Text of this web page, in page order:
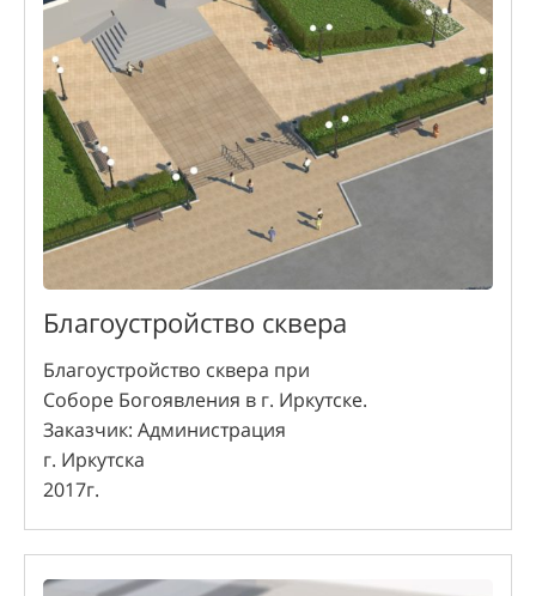
Благоустройство сквера
Благоустройство сквера при
Соборе Богоявления в г. Иркутске.
Заказчик: Администрация
г. Иркутска
2017г.